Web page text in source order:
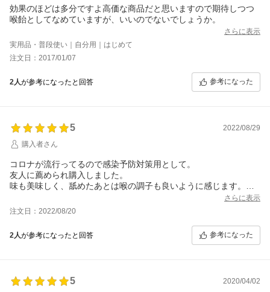
効果のほどは多分ですよ高価な商品だと思いますので期待しつつ
喉飴としてなめていますが、いいのでないでしょうか。
さらに表示
実用品・普段使い｜自分用｜はじめて
注文日：2017/01/07
2人が参考になったと回答 参考になった
5
2022/08/29
購入者さん
コロナが流行ってるので感染予防対策用として。
友人に薦められ購入しました。
味も美味しく、舐めたあとは喉の調子も良いように感じます。ち
ょっと喉が痛いかな？という時に舐めると良さそう。あると安心
できるので、また購入しようと思ってます。
さらに表示
注文日：2022/08/20
2人が参考になったと回答 参考になった
5
2020/04/02